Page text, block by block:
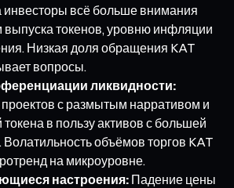
инвесторы всё больше внимания
выпуска токенов, уровню инфляции
Низкая доля обращения KAT
вопросы.
ликвидности:
проектов с размытым нарративом и
токена в пользу активов с большей
объёмов торгов KAT
на микроуровне.
настроения: Падение цены